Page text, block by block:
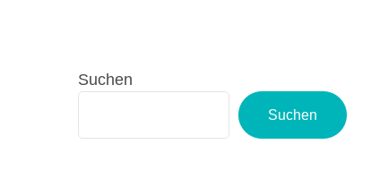
Suchen
Suchen